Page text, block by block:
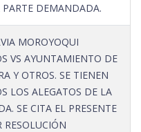
DEMANDADA.
MOROYOQUI
VS AYUNTAMIENTO DE
Y OTROS. SE TIENEN
LOS ALEGATOS DE LA
SE CITA EL PRESENTE
RESOLUCIÓN